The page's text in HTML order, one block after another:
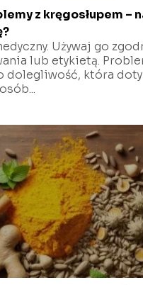
z kręgosłupem –
Używaj go
lub etykietą.
dolegliwość, która